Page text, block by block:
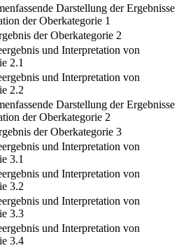
Darstellung der Ergebnisse
der Oberkategorie 1
der Oberkategorie 2
und Interpretation von
2.1
und Interpretation von
2.2
Darstellung der Ergebnisse
der Oberkategorie 2
der Oberkategorie 3
und Interpretation von
3.1
und Interpretation von
3.2
und Interpretation von
3.3
und Interpretation von
3.4